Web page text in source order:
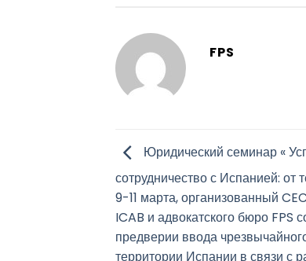
FPS
Юридический семинар «
сотрудничество с Испанией: от
9-11 марта, организованный
ICAB и адвокатского бюро FPS
предверии ввода
территории Испании в связи с